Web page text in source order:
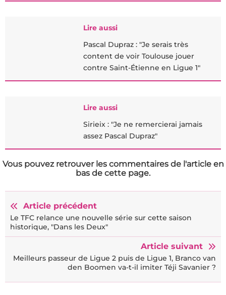
Lire aussi
Pascal Dupraz : "Je serais très
content de voir Toulouse jouer
contre Saint-Étienne en Ligue 1"
Lire aussi
Sirieix : "Je ne remercierai jamais
assez Pascal Dupraz"
Vous pouvez retrouver les commentaires de l'article en
bas de cette page.
Article précédent
Le TFC relance une nouvelle série sur cette saison
historique, "Dans les Deux"
Article suivant
Meilleurs passeur de Ligue 2 puis de Ligue 1, Branco van
den Boomen va-t-il imiter Téji Savanier ?